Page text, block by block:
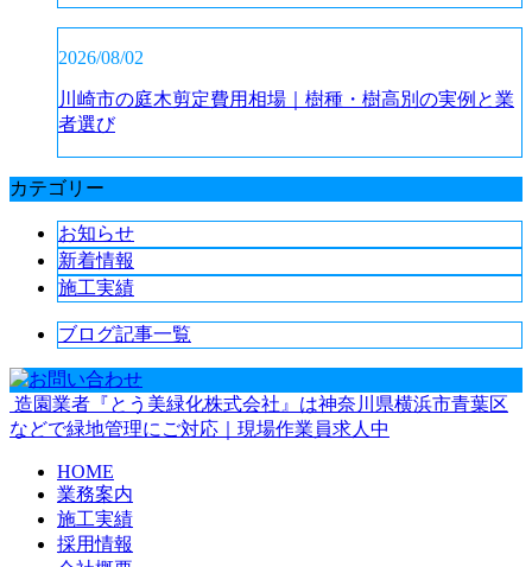
2026/08/02
川崎市の庭木剪定費用相場｜樹種・樹高別の実例と業
者選び
カテゴリー
お知らせ
新着情報
施工実績
ブログ記事一覧
造園業者『とう美緑化株式会社』は神奈川県横浜市青葉区
などで緑地管理にご対応｜現場作業員求人中
HOME
業務案内
施工実績
採用情報